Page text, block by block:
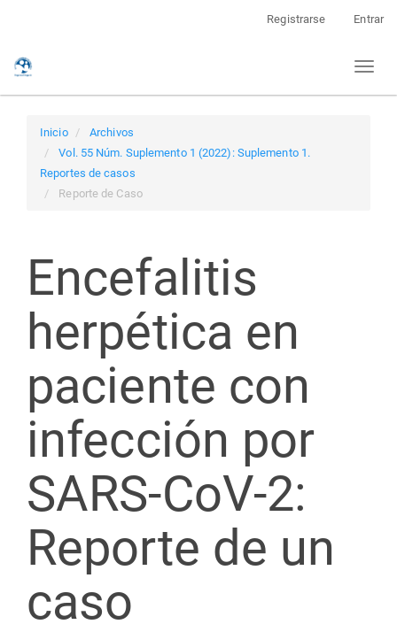
Registrarse Entrar
Toggle
Inicio
Archivos
Vol. 55 Núm. Suplemento 1 (2022): Suplemento 1.
Reportes de casos
Reporte de Caso
Encefalitis
herpética en
paciente con
infección por
SARS-CoV-2:
Reporte de un
caso